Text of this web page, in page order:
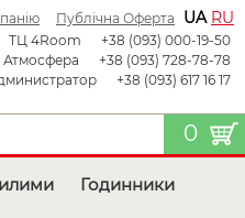
Публічна Оферта UA RU
ТЦ 4Room
+38 (093) 000-19-50
+38 (093) 728-78-78
+38 (093) 617 16 17
0
Годинники